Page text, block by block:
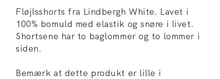
Fløjlsshorts fra Lindbergh White. Lavet i
100% bomuld med elastik og snøre i livet.
Shortsene har to baglommer og to lommer i
siden.
Bemærk at dette produkt er lille i